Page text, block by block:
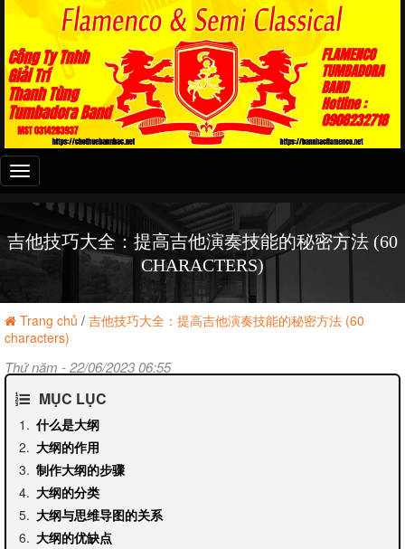
Đây
là
menu
吉他技巧大全：提高吉他演奏技能的秘密方法 (60
CHARACTERS)
Trang chủ / 吉他技巧大全：提高吉他演奏技能的秘密方法 (60
characters)
Thứ năm - 22/06/2023 06:55
MỤC LỤC
什么是大纲
大纲的作用
制作大纲的步骤
大纲的分类
大纲与思维导图的关系
大纲的优缺点